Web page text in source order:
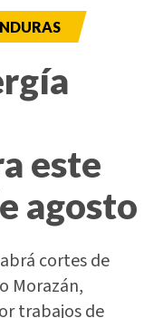
este
agosto
cortes de
Morazán,
trabajos de